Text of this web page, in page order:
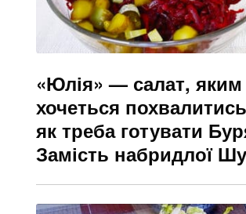
«Юлія» — салат, яким
хочеться
як треба готувати
Замість набридлої